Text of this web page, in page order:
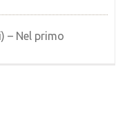
– Nel primo